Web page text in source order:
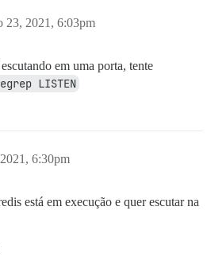
23, 2021, 6:03pm
em uma porta, tente
LISTEN
6:30pm
está em execução e quer escutar na